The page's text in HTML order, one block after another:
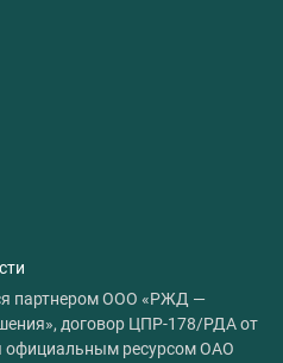
партнером ООО «РЖД —
договор ЦПР-178/РДА от
официальным ресурсом ОАО